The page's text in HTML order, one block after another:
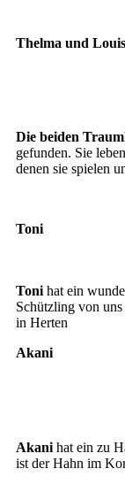
Thelma und Louis
Die beiden
gefunden. Sie
denen sie spielen
Toni
Toni hat ein
Schützling von
in Herten
Akani
Akanihat ein zu
ist der Hahn im